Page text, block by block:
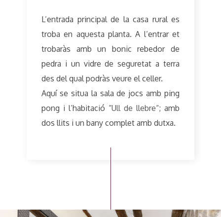
L’entrada principal de la casa rural es
troba en aquesta planta. A l’entrar et
trobaràs amb un bonic rebedor de
pedra i un vidre de seguretat a terra
des del qual podràs veure el celler.
Aquí se situa la sala de jocs amb ping
pong i l’habitació “Ull de llebre“; amb
dos llits i un bany complet amb dutxa.